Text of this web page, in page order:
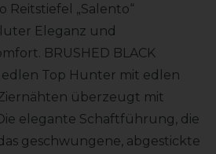
Reitstiefel „Salento“
Eleganz und
BRUSHED BLACK
Top Hunter mit edlen
überzeugt mit
elegante Schaftführung, die
geschwungene, abgestickte